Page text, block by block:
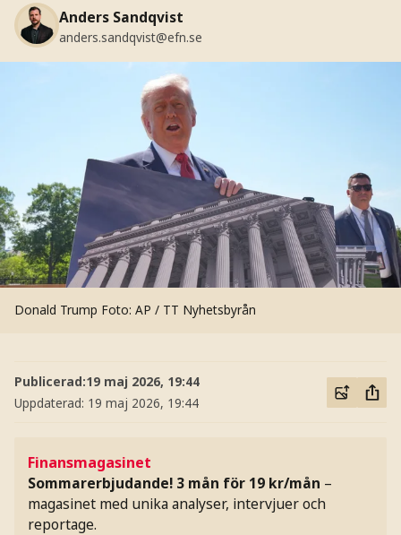
Anders Sandqvist
anders.sandqvist@efn.se
Donald Trump Foto: AP / TT Nyhetsbyrån
Publicerad:19 maj 2026, 19:44
Uppdaterad: 19 maj 2026, 19:44
Finansmagasinet
Sommarerbjudande! 3 mån för 19 kr/mån –
magasinet med unika analyser, intervjuer och
reportage.